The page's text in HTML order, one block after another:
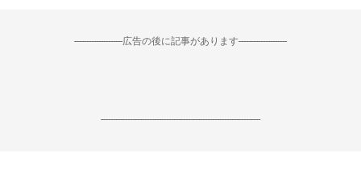
--------------------広告の後に記事があります--------------------
------------------------------------------------------------------